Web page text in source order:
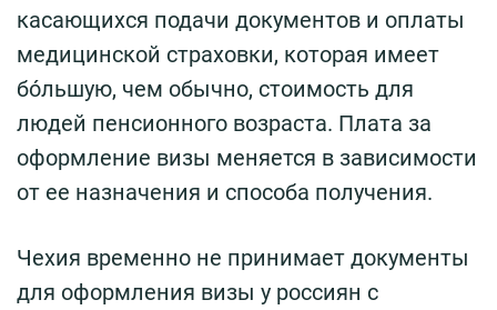
касающихся подачи документов и оплаты
медицинской страховки, которая имеет
бо́льшую, чем обычно, стоимость для
людей пенсионного возраста. Плата за
оформление визы меняется в зависимости
от ее назначения и способа получения.
Чехия временно не принимает документы
для оформления визы у россиян с